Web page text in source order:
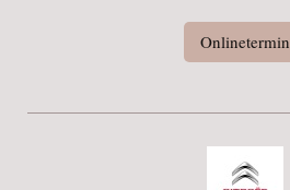
Onlinetermin